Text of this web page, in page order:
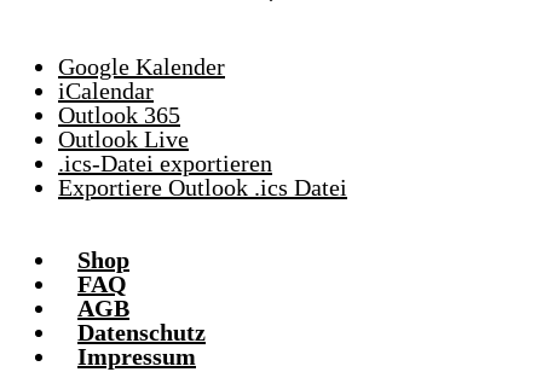
Google Kalender
iCalendar
Outlook 365
Outlook Live
.ics-Datei exportieren
Exportiere Outlook .ics Datei
Shop
FAQ
AGB
Datenschutz
Impressum